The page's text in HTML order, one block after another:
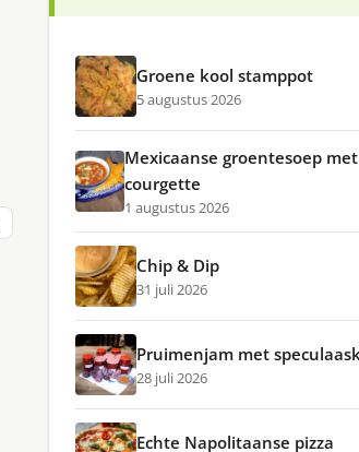
Groene kool stamppot
5 augustus 2026
Mexicaanse groentesoep
courgette
1 augustus 2026
Chip & Dip
31 juli 2026
Pruimenjam met
28 juli 2026
Echte Napolitaanse pizza